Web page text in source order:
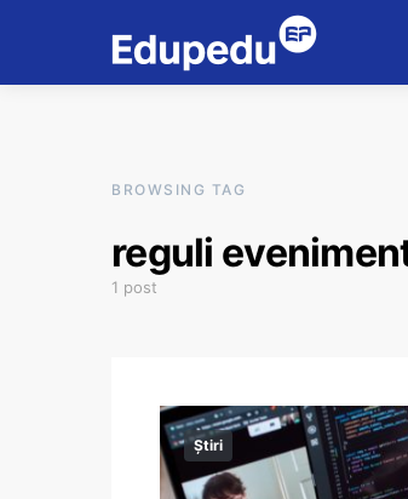
BROWSING TAG
reguli
1 post
Știri